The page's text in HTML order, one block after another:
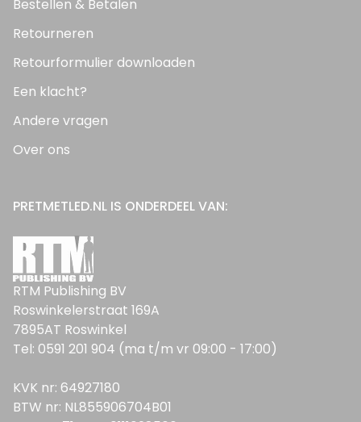
Bestellen & Betalen
Retourneren
Retourformulier downloaden
Een klacht?
Andere vragen
Over ons
PRETMETLED.NL IS ONDERDEEL VAN:
RTM Publishing BV
Roswinkelerstraat 169A
7895AT Roswinkel
Tel: 0591 201 904 (ma t/m vr 09:00 - 17:00)
KVK nr: 64927180
BTW nr: NL855906704B01